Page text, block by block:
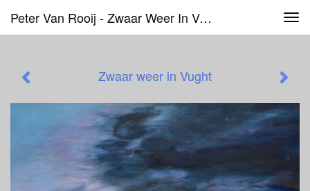
Peter Van Rooij - Zwaar Weer In Vught
Zwaar weer in Vught